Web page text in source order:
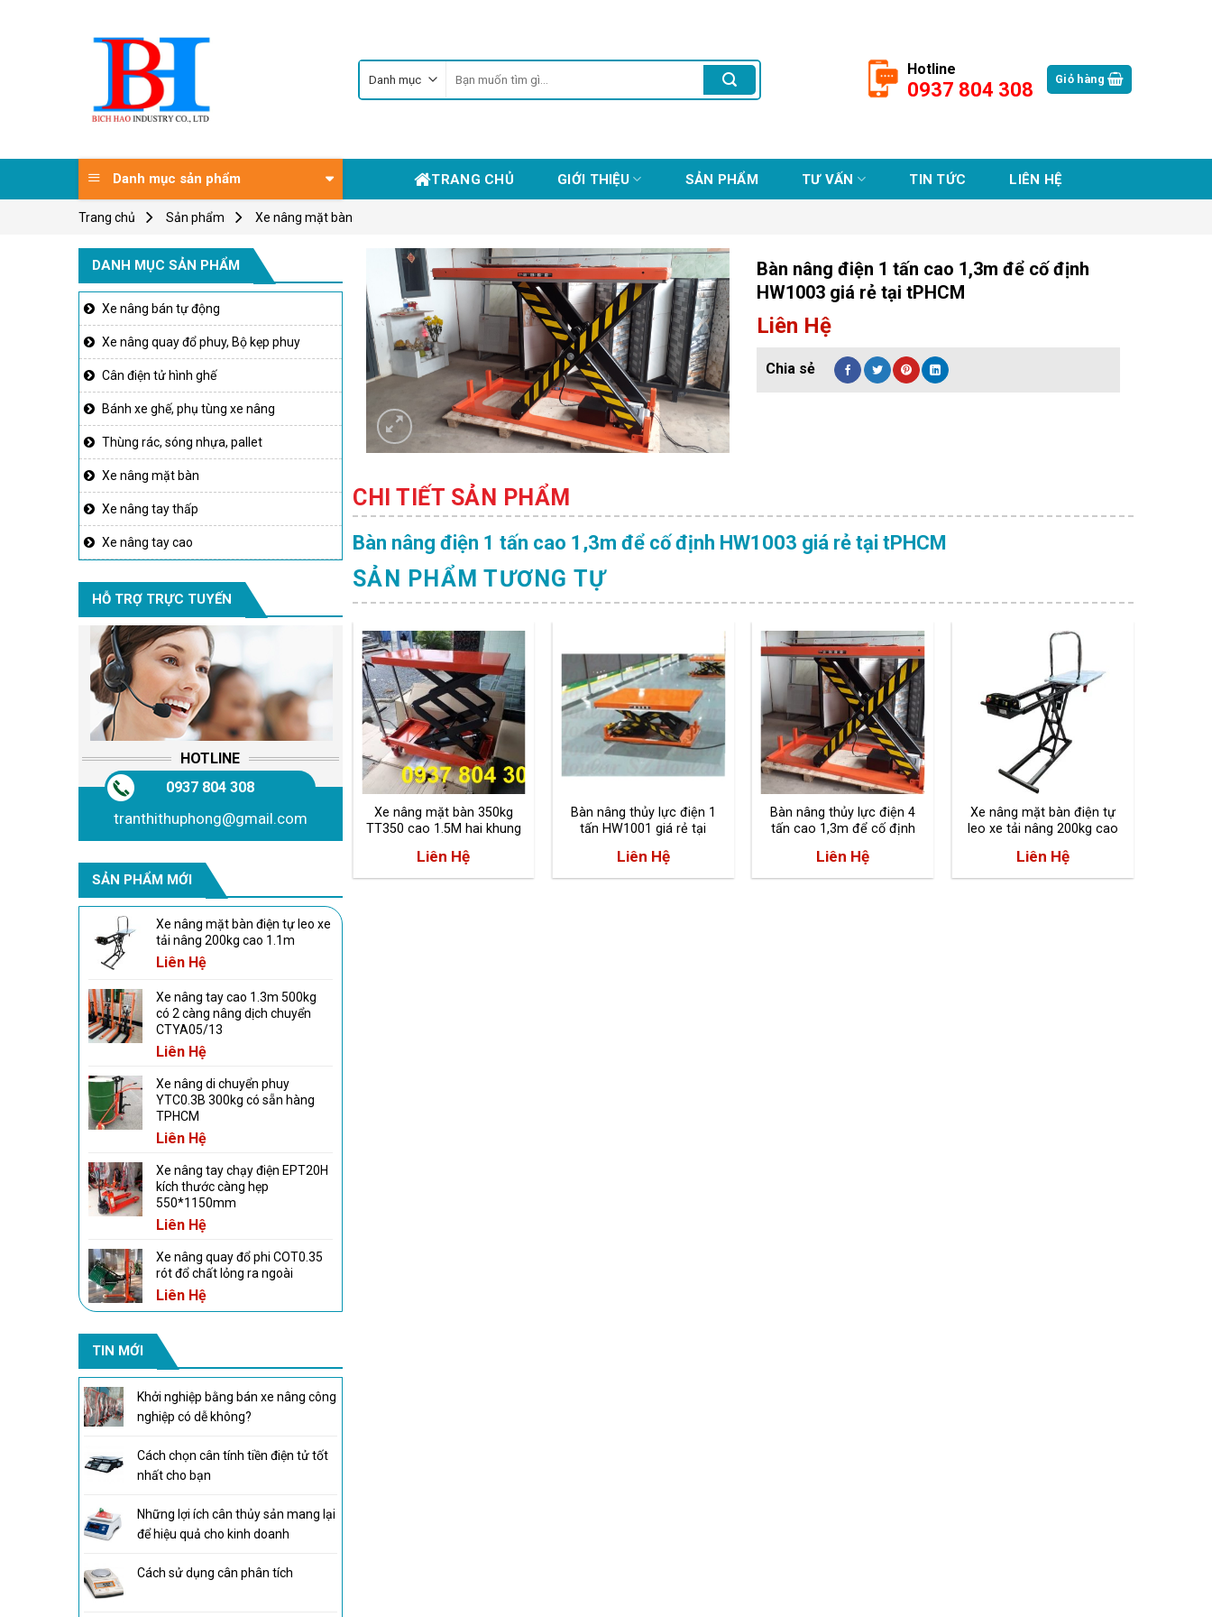
kiếm:
Hotline
0937 804 308 Giỏ hàng
Danh mục sản phẩm TRANG CHỦ GIỚI THIỆU SẢN PHẨM TƯ VẤN TIN TỨC LIÊN HỆ
Trang chủ Sản phẩm Xe nâng mặt bàn
Bàn nâng điện 1 tấn cao 1,3m để cố định
HW1003 giá rẻ tại tPHCM
Liên Hệ
CHI TIẾT SẢN PHẨM
Bàn nâng điện 1 tấn cao 1,3m để cố định HW1003 giá rẻ tại tPHCM
SẢN PHẨM TƯƠNG TỰ
Xe nâng mặt bàn 350kg
TT350 cao 1.5M hai khung
Liên Hệ
Bàn nâng thủy lực điện 1
tấn HW1001 giá rẻ tại
Liên Hệ
Bàn nâng thủy lực điện 4
tấn cao 1,3m để cố định
Liên Hệ
Xe nâng mặt bàn điện tự
leo xe tải nâng 200kg cao
Liên Hệ
mặt bàn 800kg
2 cắt kéo PTS800
bánh lớn đi trên mặt đất gồ
ghề WP500
DANH MỤC SẢN PHẨM
Xe nâng bán tự động
Xe nâng quay đổ phuy, Bộ kẹp phuy
Cân điện tử hình ghế
Bánh xe ghế, phụ tùng xe nâng
Thùng rác, sóng nhựa, pallet
Xe nâng mặt bàn
Xe nâng tay thấp
Xe nâng tay cao
HỖ TRỢ TRỰC TUYẾN
HOTLINE
0937 804 308
tranthithuphong@gmail.com
SẢN PHẨM MỚI
Xe nâng mặt bàn điện tự leo xe
tải nâng 200kg cao 1.1m
Liên Hệ
Xe nâng tay cao 1.3m 500kg
có 2 càng nâng dịch chuyển
CTYA05/13
Liên Hệ
Xe nâng di chuyển phuy
YTC0.3B 300kg có sẵn hàng
TPHCM
Liên Hệ
Xe nâng tay chạy điện EPT20H
kích thước càng hẹp
550*1150mm
Liên Hệ
Xe nâng quay đổ phi COT0.35
rót đổ chất lỏng ra ngoài
Liên Hệ
TIN MỚI
Khởi nghiệp bằng bán xe nâng công
nghiệp có dễ không?
Cách chọn cân tính tiền điện tử tốt
nhất cho bạn
Những lợi ích cân thủy sản mang lại
để hiệu quả cho kinh doanh
Cách sử dụng cân phân tích